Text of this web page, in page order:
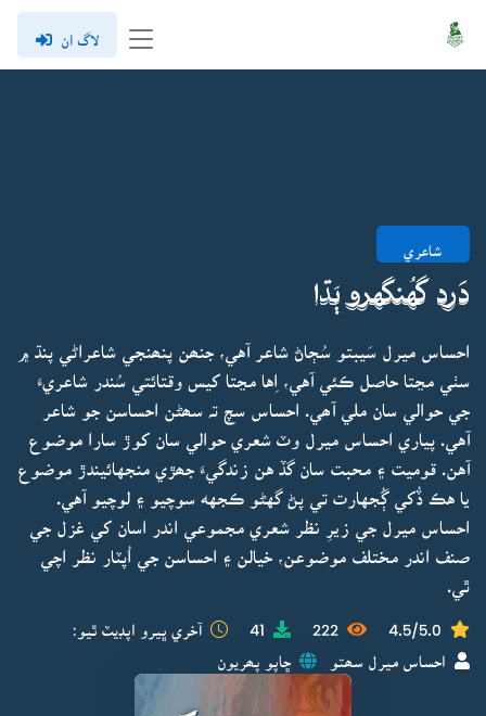
لاگ ان
شاعري
دَرد گهُنگهرو ٻَڌا
احساس ميرل سَيبتو سُڄاڻ شاعر آهي، جنھن پنھنجي شاعراڻي پنڌ ۾
سٺي مڃتا حاصل ڪئي آهي، اِها مڃتا کيس وقتائتي سُندر شاعريءَ
جي حوالي سان ملي آھي. احساس سچ تہ سھڻن احساسن جو شاعر
آهي. پياري احساس ميرل وٽ شعري حوالي سان کوڙ سارا موضوع
آهن. قوميت ۽ محبت سان گڏ هن زندگيءَ جھڙي منجهائيندڙ موضوع
يا هڪ ڏُکي ڳُجهارت تي پڻ گهڻو ڪجهه سوچيو ۽ لوچيو آهي.
احساس ميرل جي زيرِ نظر شعري مجموعي اندر اسان کي غزل جي
صنف اندر مختلف موضوعن، خيالن ۽ احساسن جي اُپٽار نظر اچي
ٿي.
4.5/5.0
222
41 آخري ڀيرو اپڊيٽ ٿيو:
احساس ميرل سھتو ڇاپو پھريون